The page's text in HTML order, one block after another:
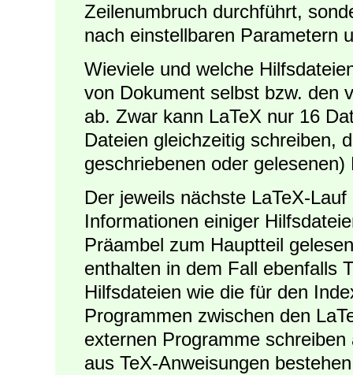
Zeilenumbruch durchführt,
nach einstellbaren Parametern
Wieviele und welche
von Dokument selbst bzw. den
ab. Zwar kann LaTeX nur 16
Dateien gleichzeitig schreiben,
geschriebenen oder
Der jeweils nächste LaTeX-
Informationen einiger
Präambel zum Hauptteil
enthalten in dem Fall ebenfalls
Hilfsdateien wie die für den
Programmen zwischen den
externen Programme
aus TeX-Anweisungen